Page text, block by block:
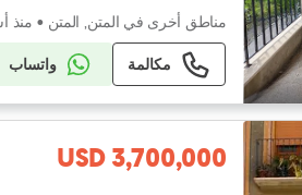
مناطق أخرى في المتن, المتن • منذ
مكالمة واتساب
USD 3,700,000